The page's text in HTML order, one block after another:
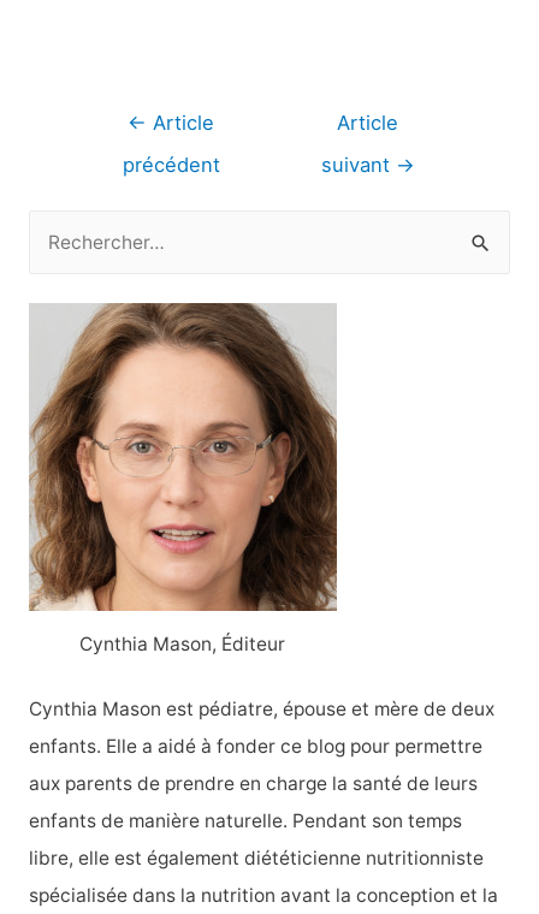
Navigation
← Article
précédent
Article
suivant →
c
c
h
e
r
Cynthia Mason, Éditeur
Cynthia Mason est pédiatre, épouse et mère de deux
enfants. Elle a aidé à fonder ce blog pour permettre
aux parents de prendre en charge la santé de leurs
enfants de manière naturelle. Pendant son temps
libre, elle est également diététicienne nutritionniste
spécialisée dans la nutrition avant la conception et la